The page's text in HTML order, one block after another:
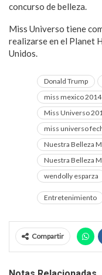
concurso de belleza.
Miss Universo tiene
realizarse en el Planet
Unidos.
Donald Trump
miss mexico 2014
Miss Universo
miss universo
Nuestra Belleza
Nuestra Belleza
wendolly esparza
Entretenimiento
Compartir